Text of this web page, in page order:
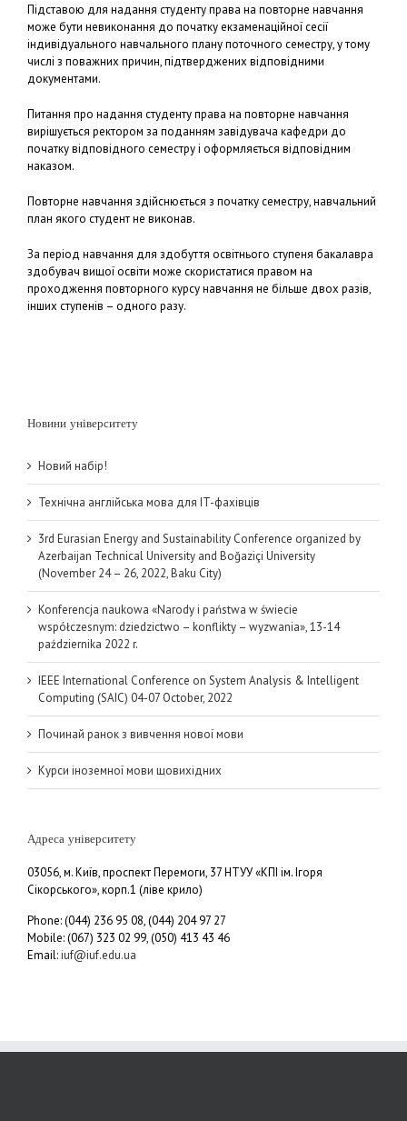
Підставою для надання студенту права на повторне навчання
може бути невиконання до початку екзаменаційної сесії
індивідуального навчального плану поточного семестру, у тому
числі з поважних причин, підтверджених відповідними
документами.
Питання про надання студенту права на повторне навчання
вирішується ректором за поданням завідувача кафедри до
початку відповідного семестру і оформляється відповідним
наказом.
Повторне навчання здійснюється з початку семестру, навчальний
план якого студент не виконав.
За період навчання для здобуття освітнього ступеня бакалавра
здобувач вищої освіти може скористатися правом на
проходження повторного курсу навчання не більше двох разів,
інших ступенів – одного разу.
Новини університету
Новий набір!
Технічна англійська мова для IT-фахівців
3rd Eurasian Energy and Sustainability Conference organized by
Azerbaijan Technical University and Boğaziçi University
(November 24 – 26, 2022, Baku City)
Konferencja naukowa «Narody i państwa w świecie
współczesnym: dziedzictwo – konflikty – wyzwania», 13-14
października 2022 r.
IEEE International Conference on System Analysis & Intelligent
Computing (SAIC) 04-07 October, 2022
Починай ранок з вивчення нової мови
Курси іноземної мови щовихідних
Адреса університету
03056, м. Київ, проспект Перемоги, 37 НТУУ «КПІ ім. Ігоря
Сікорського», корп.1 (ліве крило)
Phone: (044) 236 95 08, (044) 204 97 27
Mobile: (067) 323 02 99, (050) 413 43 46
Email:iuf@iuf.edu.ua